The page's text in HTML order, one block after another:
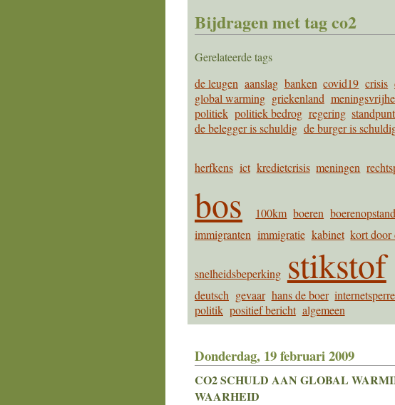
Bijdragen met tag co2
Gerelateerde tags
de leugen aanslag banken covid19 crisis
global warming griekenland
politiek politiek bedrog regering standpunt
de belegger is schuldig de burger is
herfkens ict kredietcrisis meningen
bos
100km boeren boerenopstand
immigranten immigratie kabinet kort door
snelheidsbeperking stikstof
deutsch gevaar hans de boer
politik positief bericht algemeen
Donderdag, 19 februari 2009
CO2 SCHULD AAN GLOBAL
WAARHEID